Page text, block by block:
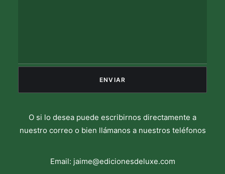
O si lo desea puede escribirnos directamente a
nuestro correo o bien llámanos a nuestros teléfonos
Email: jaime@edicionesdeluxe.com